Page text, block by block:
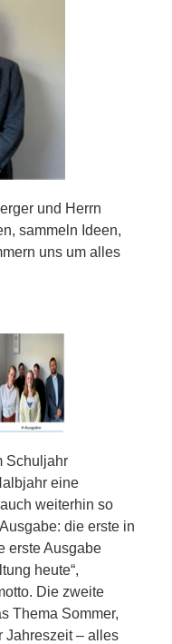
und Herrn
sammeln Ideen,
uns um alles
Schuljahr
eine
weiterhin so
die erste in
erste Ausgabe
heute“,
Die zweite
Thema Sommer,
Jahreszeit – alles